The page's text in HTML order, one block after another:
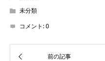
未分類
コメント:0